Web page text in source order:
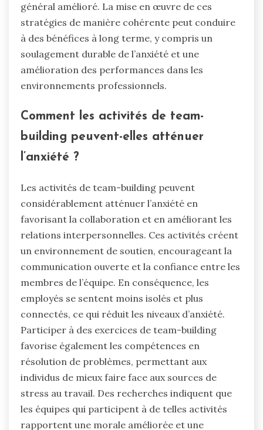
général amélioré. La mise en œuvre de ces
stratégies de manière cohérente peut conduire
à des bénéfices à long terme, y compris un
soulagement durable de l’anxiété et une
amélioration des performances dans les
environnements professionnels.
Comment les activités de team-
building peuvent-elles atténuer
l’anxiété ?
Les activités de team-building peuvent
considérablement atténuer l’anxiété en
favorisant la collaboration et en améliorant les
relations interpersonnelles. Ces activités créent
un environnement de soutien, encourageant la
communication ouverte et la confiance entre les
membres de l’équipe. En conséquence, les
employés se sentent moins isolés et plus
connectés, ce qui réduit les niveaux d’anxiété.
Participer à des exercices de team-building
favorise également les compétences en
résolution de problèmes, permettant aux
individus de mieux faire face aux sources de
stress au travail. Des recherches indiquent que
les équipes qui participent à de telles activités
rapportent une morale améliorée et une